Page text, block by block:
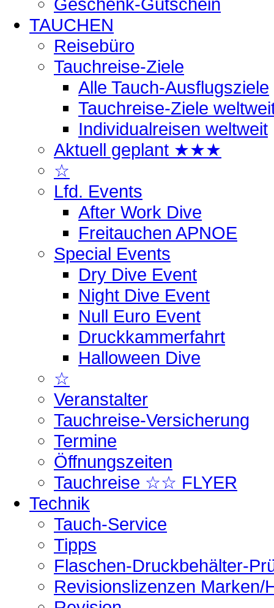
TAUCHEN
Reisebüro
Tauchreise-Ziele
Alle Tauch-Ausflugsziele
Tauchreise-Ziele
Individualreisen weltweit
Aktuell geplant ★★★
☆
Lfd. Events
After Work Dive
Freitauchen APNOE
Special Events
Dry Dive Event
Night Dive Event
Null Euro Event
Druckkammerfahrt
Halloween Dive
☆
Veranstalter
Tauchreise-Versicherung
Termine
Öffnungszeiten
Tauchreise ☆☆ FLYER
Technik
Tauch-Service
Tipps
Flaschen-Druckbehälter-
Revisionslizenzen Marken/